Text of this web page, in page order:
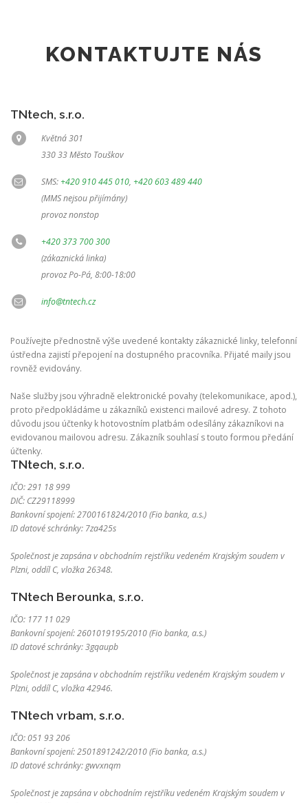
KONTAKTUJTE NÁS
TNtech, s.r.o.
Květná 301
330 33 Město Touškov
SMS:+420 910 445 010, +420 603 489 440
(MMS nejsou přijímány)
provoz nonstop
+420 373 700 300
(zákaznická linka)
provoz Po-Pá, 8:00-18:00
info@tntech.cz
Používejte přednostně výše uvedené kontakty zákaznické linky, telefonní
ústředna zajistí přepojení na dostupného pracovníka. Přijaté maily jsou
rovněž evidovány.
Naše služby jsou výhradně elektronické povahy (telekomunikace, apod.),
proto předpokládáme u zákazníků existenci mailové adresy. Z tohoto
důvodu jsou účtenky k hotovostním platbám odesílány zákazníkovi na
evidovanou mailovou adresu. Zákazník souhlasí s touto formou předání
účtenky.
TNtech, s.r.o.
IČO: 291 18 999
DIČ: CZ29118999
Bankovní spojení: 2700161824/2010 (Fio banka, a.s.)
ID datové schránky: 7za425s
Společnost je zapsána v obchodním rejstříku vedeném Krajským soudem v
Plzni, oddíl C, vložka 26348.
TNtech Berounka, s.r.o.
IČO: 177 11 029
Bankovní spojení: 2601019195/2010 (Fio banka, a.s.)
ID datové schránky: 3gqaupb
Společnost je zapsána v obchodním rejstříku vedeném Krajským soudem v
Plzni, oddíl C, vložka 42946.
TNtech vrbam, s.r.o.
IČO: 051 93 206
Bankovní spojení: 2501891242/2010 (Fio banka, a.s.)
ID datové schránky: gwvxnqm
Společnost je zapsána v obchodním rejstříku vedeném Krajským soudem v